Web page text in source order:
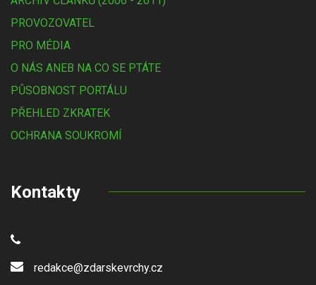
PROVOZOVATEL
PRO MÉDIA
O NÁS ANEB NA CO SE PTÁTE
PŮSOBNOST PORTÁLU
PŘEHLED ZKRATEK
OCHRANA SOUKROMÍ
Kontakty
redakce@zdarskevrchy.cz